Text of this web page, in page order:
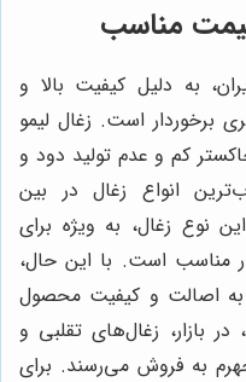
مناسب
به دلیل کیفیت بالا و
برخوردار است. زغال لیمو
کم و عدم تولید دود و
انواع زغال در بین
نوع زغال، به ویژه برای
مناسب است. با این حال،
به اصالت و کیفیت محصول
بازار، زغال‌های تقلبی و
به فروش می‌رسند. برای